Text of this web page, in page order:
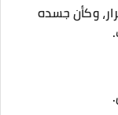
وكأن جسده